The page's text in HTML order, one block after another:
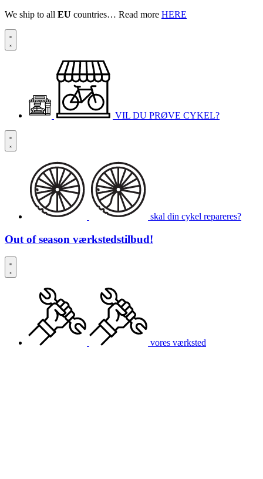
We ship to all EU countries… Read more HERE
VIL DU PRØVE CYKEL?
skal din cykel repareres?
Out of season værkstedstilbud!
vores værksted